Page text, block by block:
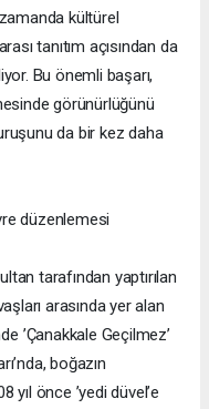
zamanda kültürel
tanıtım açısından da
Bu önemli başarı,
görünürlüğünü
da bir kez daha
düzenlemesi
tarafından yaptırılan
arasında yer alan
’Çanakkale Geçilmez’
boğazın
yıl önce ’yedi düvel’e